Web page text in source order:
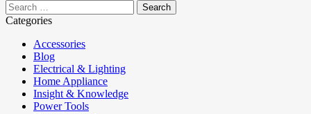
Categories
Accessories
Blog
Electrical & Lighting
Home Appliance
Insight & Knowledge
Power Tools